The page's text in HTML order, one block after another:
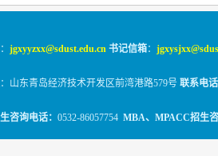
： jgxyyzxx@sdust.edu.cn 书记信箱：
：山东青岛经济技术开发区前湾港路579号 联系电话
咨询电话： 0532-86057754 MBA、MPACC招生